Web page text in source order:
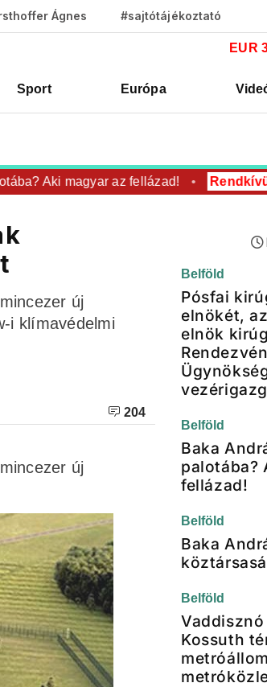
Ágnes #sajtótájékoztató
EUR
Sport Európa
Aki magyar az fellázad! Rendkívüli
új
i klímavédelmi
204
új
Belföld
Pósfai
elnökét,
elnök
Belföld
Baka
palotába?
fellázad!
Belföld
Baka
Belföld
Kossuth